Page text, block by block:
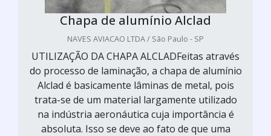
Chapa de alumínio Alclad
NAVES AVIACAO LTDA / São Paulo - SP
UTILIZAÇÃO DA CHAPA ALCLADFeitas através
do processo de laminação, a chapa de alumínio
Alclad é basicamente lâminas de metal, pois
trata-se de um material largamente utilizado
na indústria aeronáutica cuja importância é
absoluta. Isso se deve ao fato de que uma